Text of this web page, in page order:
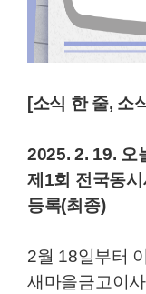
[소식 한 줄, 소
2025. 2. 19. 오
제1회 전국동
등록(최종)
2월 18일부터
새마을금고이